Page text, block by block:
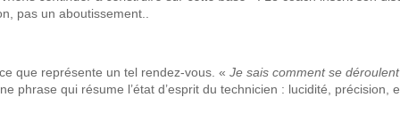
pas un aboutissement..
que représente un tel rendez-vous. « Je sais comment se
phrase qui résume l’état d’esprit du technicien : lucidité, précision,